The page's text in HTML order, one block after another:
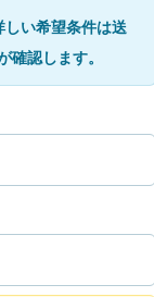
い希望条件は送
認します。